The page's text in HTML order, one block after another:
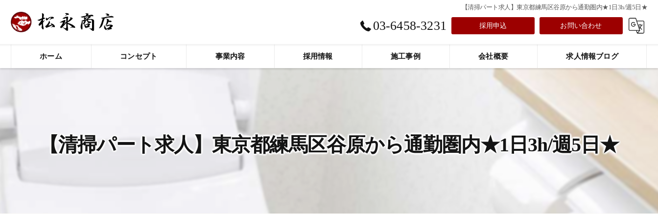
【清掃パート求人】東京都練馬区谷原から通勤圏内★1日3h/週5日★
03-6458-3231 採用申込 お問い合わせ
ホーム コンセプト 事業内容 採用情報 施工事例 会社概要 求人情報ブログ
【清掃パート求人】東京都練馬区谷原から通勤圏内★1日3h/週5日★